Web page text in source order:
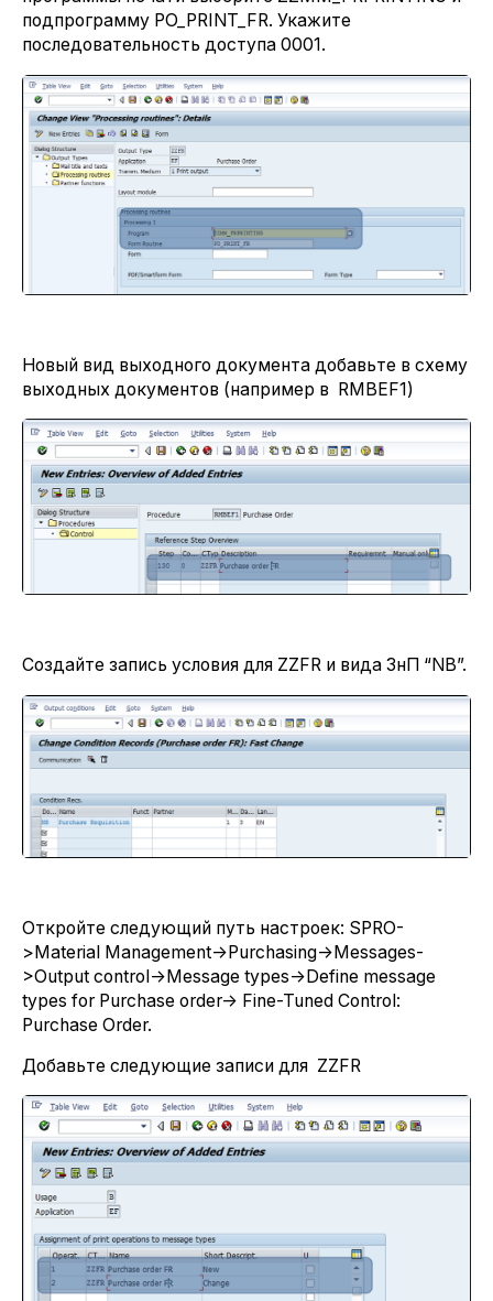
подпрограмму PO_PRINT_FR. Укажите
последовательность доступа 0001.
Новый вид выходного документа добавьте в схему
выходных документов (например в RMBEF1)
Создайте запись условия для ZZFR и вида ЗнП “NB”.
Откройте следующий путь настроек: SPRO-
>Material Management->Purchasing->Messages-
>Output control->Message types->Define message
types for Purchase order-> Fine-Tuned Control:
Purchase Order.
Добавьте следующие записи для ZZFR